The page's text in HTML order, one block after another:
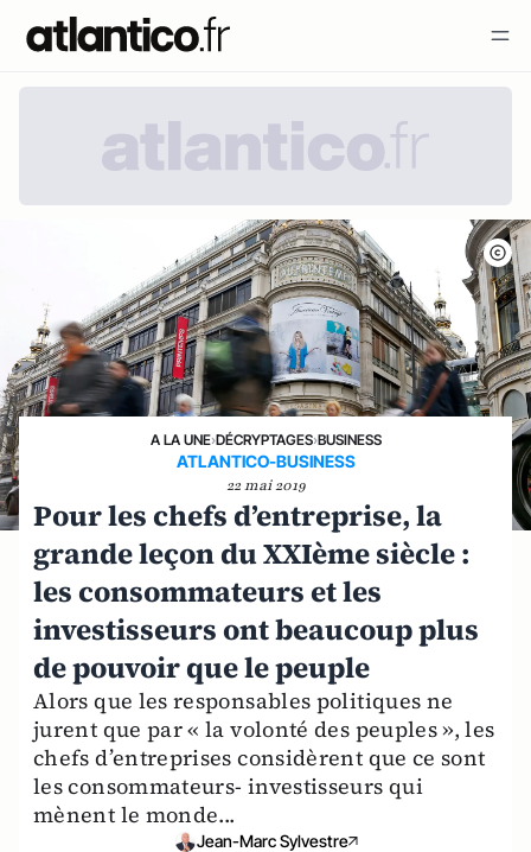
A LA UNE›DÉCRYPTAGES›BUSINESS
ATLANTICO-BUSINESS
22 mai 2019
Pour les chefs d’entreprise, la
grande leçon du XXIème siècle :
les consommateurs et les
investisseurs ont beaucoup plus
de pouvoir que le peuple
Alors que les responsables politiques ne
jurent que par « la volonté des peuples », les
chefs d’entreprises considèrent que ce sont
les consommateurs- investisseurs qui
mènent le monde...
Jean-Marc Sylvestre